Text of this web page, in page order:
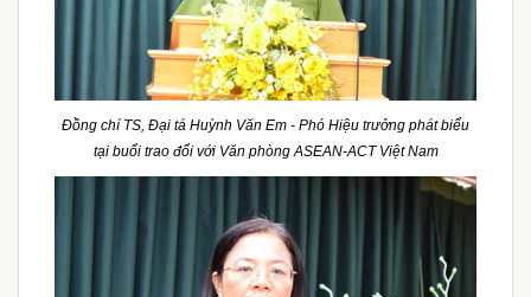
Đồng chí TS, Đại tá Huỳnh Văn Em - Phó Hiệu trưởng phát biểu
tại buổi trao đổi với Văn phòng ASEAN-ACT Việt Nam